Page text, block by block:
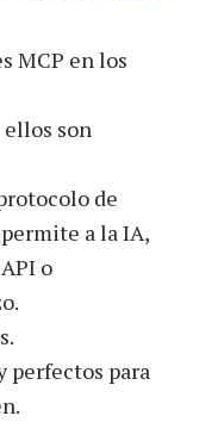
MCP en los
son
de
a la IA,
o
perfectos para